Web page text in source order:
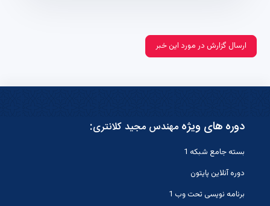
ارسال گزارش در مورد این خبر
دوره های ویژه مهندس مجید کلانتری:
بسته جامع شبکه 1
دوره آنلاین پایتون
برنامه نویسی تحت وب 1